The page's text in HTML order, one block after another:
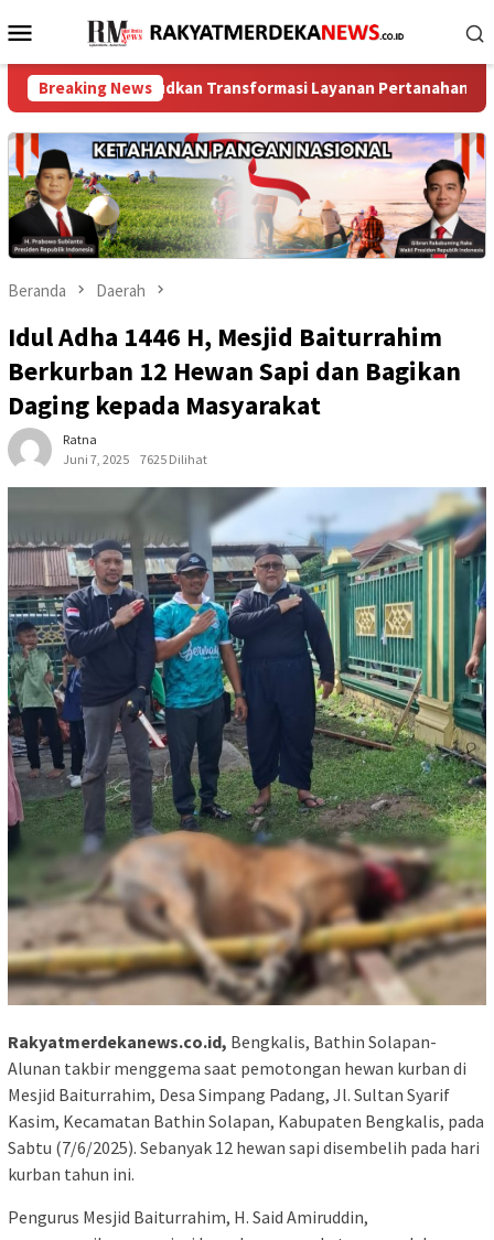
ke
Menu
Mobile
Breaking News
Transformasi Layanan Pertanahan Sambut
Beranda Daerah
Idul Adha 1446 H, Mesjid Baiturrahim
Berkurban 12 Hewan Sapi dan Bagikan
Daging kepada Masyarakat
Ratna
Juni 7, 2025
7625 Dilihat
Rakyatmerdekanews.co.id, Bengkalis, Bathin Solapan-
Alunan takbir menggema saat pemotongan hewan kurban di
Mesjid Baiturrahim, Desa Simpang Padang, Jl. Sultan Syarif
Kasim, Kecamatan Bathin Solapan, Kabupaten Bengkalis, pada
Sabtu (7/6/2025). Sebanyak 12 hewan sapi disembelih pada hari
kurban tahun ini.
Pengurus Mesjid Baiturrahim, H. Said Amiruddin,